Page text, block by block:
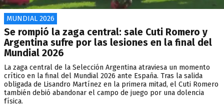
MUNDIAL 2026
Se rompió la zaga central: sale Cuti Romero y
Argentina sufre por las lesiones en la final del
Mundial 2026
La zaga central de la Selección Argentina atraviesa un momento
crítico en la final del Mundial 2026 ante España. Tras la salida
obligada de Lisandro Martínez en la primera mitad, el Cuti Romero
también debió abandonar el campo de juego por una dolencia
física.